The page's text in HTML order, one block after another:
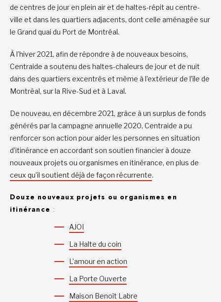
de centres de jour en plein air et de haltes-répit au centre-
ville et dans les quartiers adjacents, dont celle aménagée sur
le Grand quai du Port de Montréal.
À l’hiver 2021, afin de répondre à de nouveaux besoins,
Centraide a soutenu des haltes-chaleurs de jour et de nuit
dans des quartiers excentrés et même à l’extérieur de l’île de
Montréal, sur la Rive-Sud et à Laval.
De nouveau, en décembre 2021, grâce à un surplus de fonds
générés par la campagne annuelle 2020, Centraide a pu
renforcer son action pour aider les personnes en situation
d’itinérance en accordant son soutien financier à douze
nouveaux projets ou organismes en itinérance, en plus de
ceux qu’il soutient déjà de façon récurrente.
Douze nouveaux projets ou organismes en
itinérance :
AJOI
La Halte du coin
L’amour en action
La Porte Ouverte
Maison Benoît Labre